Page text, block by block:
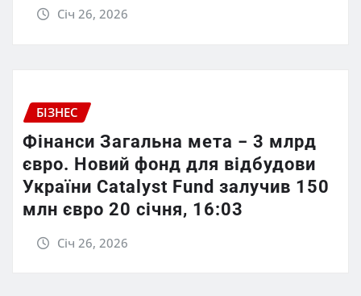
Січ 26, 2026
БІЗНЕС
Фінанси Загальна мета − 3 млрд
євро. Новий фонд для відбудови
України Catalyst Fund залучив 150
млн євро 20 січня, 16:03
Січ 26, 2026